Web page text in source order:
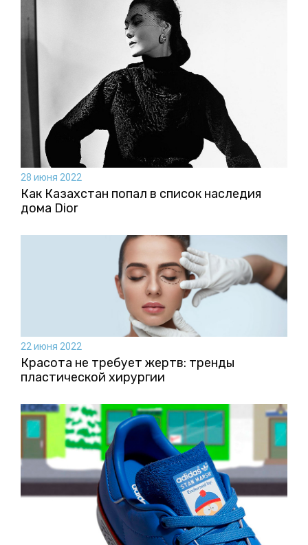
28 июня 2022
Как Казахстан попал в список наследия
дома Dior
22 июня 2022
Красота не требует жертв: тренды
пластической хирургии